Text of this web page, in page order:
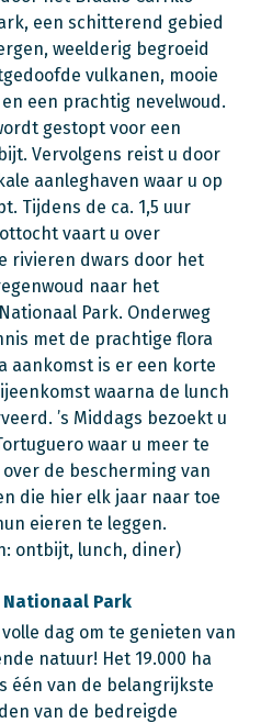
een schitterend gebied
weelderig begroeid
vulkanen, mooie
een prachtig nevelwoud.
gestopt voor een
Vervolgens reist u door
aanleghaven waar u op
Tijdens de ca. 1,5 uur
vaart u over
rivieren dwars door het
naar het
Park. Onderweg
met de prachtige flora
aankomst is er een korte
waarna de lunch
’s Middags bezoekt u
waar u meer te
de bescherming van
die hier elk jaar naar toe
eieren te leggen.
ontbijt, lunch, diner)
Park
dag om te genieten van
natuur! Het 19.000 ha
één van de belangrijkste
van de bedreigde